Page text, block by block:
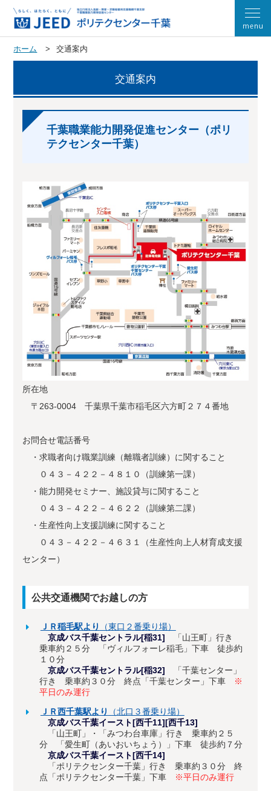
ホーム 交通案内
交通案内
千葉職業能力開発促進センター（ポリ
テクセンター千葉）
所在地
〒263-0004 千葉県千葉市稲毛区六方町２７４番地
お問合せ電話番号
・求職者向け職業訓練（離職者訓練）に関すること
０４３－４２２－４８１０（訓練第一課）
・能力開発セミナー、施設貸与に関すること
０４３－４２２－４６２２（訓練第二課）
・生産性向上支援訓練に関すること
０４３－４２２－４６３１（生産性向上人材育成支援
センター）
公共交通機関でお越しの方
ＪＲ稲毛駅より
（東口２番乗り場）
京成バス千葉セントラル[稲31] 「山王町」行き
乗車約２５分 「ヴィルフォーレ稲毛」下車 徒歩約
１０分
京成バス千葉セントラル[稲32] 「千葉センター」
行き 乗車約３０分 終点「千葉センター」下車 ※
平日のみ運行
ＪＲ西千葉駅より
（北口３番乗り場）
京成バス千葉イースト[西千11][西千13]
「山王町」・「みつわ台車庫」行き 乗車約２５
分 「愛生町（あいおいちょう）」下車 徒歩約７分
京成バス千葉イースト[西千14]
「ポリテクセンター千葉」行き 乗車約３０分 終
点「ポリテクセンター千葉」下車 ※平日のみ運行